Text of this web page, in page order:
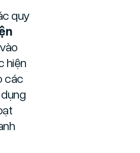
quy
hiện
các